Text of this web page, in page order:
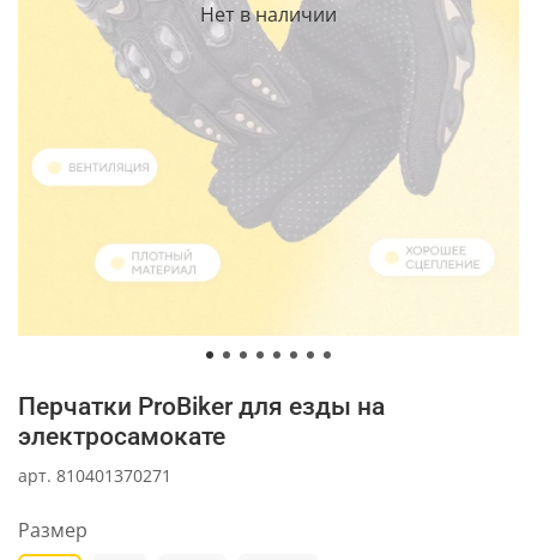
Нет в наличии
арт. 810401370271
Перчатки ProBiker для езды на
электросамокате
Размер